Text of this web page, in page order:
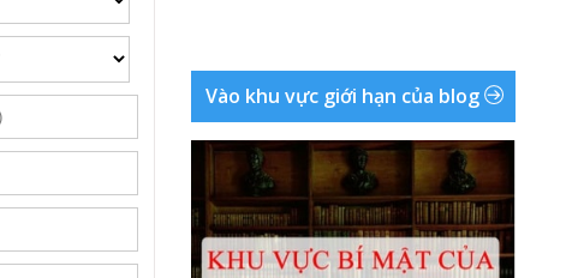
Vào khu vực giới hạn của blog